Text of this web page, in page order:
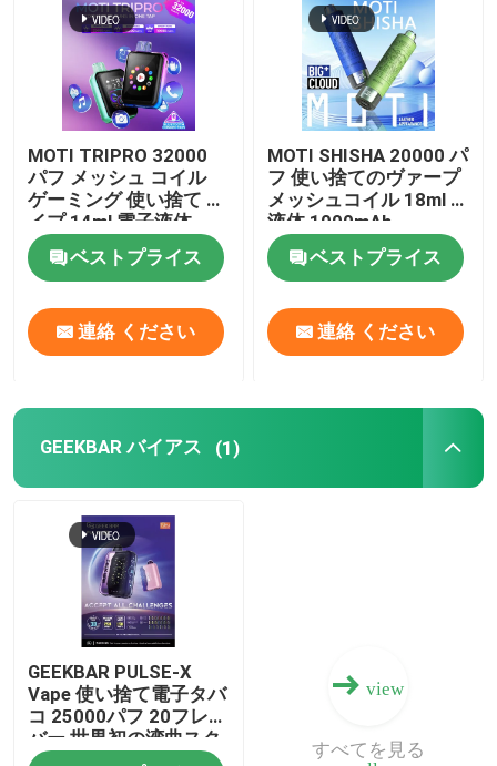
企業情報
会社案内
品質管理
お問い合わせ
見積依頼
ボゾル・ワップ
MOTI 蒸気
GEEKBAR バイアス
OXBAR バイプ
Uwell Vape
MOTI TRIPRO 32000
パフ メッシュ コイル
ゲーミング 使い捨て バ
イプ 14ml 電子液体
650mAh 50mg ニコチ
ン
ベストプライス
連絡 ください
MOTI SHISHA 20000 パ
フ 使い捨てのヴァープ
メッシュコイル 18ml E
液体 1000mAh
20mg/mL ニコチンタイ
プC ベストプライス
連絡 ください
GEEKBAR バイアス (1)
GEEKBAR PULSE-X
Vape 使い捨て電子タバ
コ 25000パフ 20フレー
バー 世界初の湾曲スク
リーン
view
すべてを見る